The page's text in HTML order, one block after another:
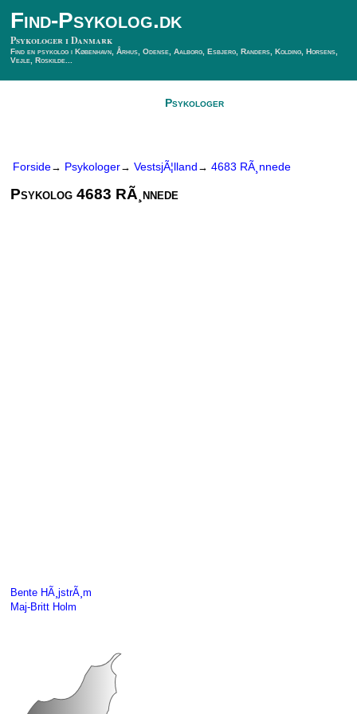
Find-Psykolog.dk
Psykologer i Danmark
Find en psykolog i København, Århus, Odense, Aalborg, Esbjerg, Randers, Kolding, Horsens,
Vejle, Roskilde...
Psykologer
Forside→ Psykologer→ VestsjÃ¦lland → 4683 RÃ¸nnede
Psykolog 4683 RÃ¸nnede
Bente HÃ¸jstrÃ¸m
Maj-Britt Holm